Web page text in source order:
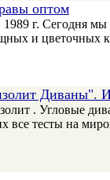
оптом
г. Сегодня
и
Диваны".
. Угловые
все тесты на